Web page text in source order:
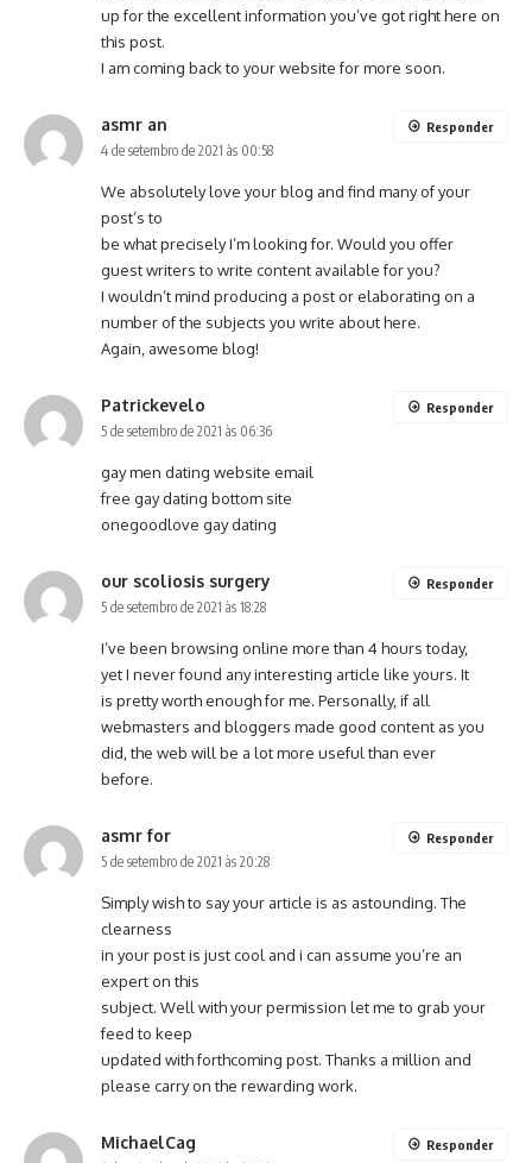
up for the excellent information you’ve got right here on
this post.
I am coming back to your website for more soon.
asmr an
4 de setembro de 2021 às 00:58
We absolutely love your blog and find many of your
post’s to
be what precisely I’m looking for. Would you offer
guest writers to write content available for you?
I wouldn’t mind producing a post or elaborating on a
number of the subjects you write about here.
Again, awesome blog!
Responder
Patrickevelo
5 de setembro de 2021 às 06:36
gay men dating website email
free gay dating bottom site
onegoodlove gay dating
Responder
our scoliosis surgery
5 de setembro de 2021 às 18:28
I’ve been browsing online more than 4 hours today,
yet I never found any interesting article like yours. It
is pretty worth enough for me. Personally, if all
webmasters and bloggers made good content as you
did, the web will be a lot more useful than ever
before.
Responder
asmr for
5 de setembro de 2021 às 20:28
Simply wish to say your article is as astounding. The
clearness
in your post is just cool and i can assume you’re an
expert on this
subject. Well with your permission let me to grab your
feed to keep
updated with forthcoming post. Thanks a million and
please carry on the rewarding work.
Responder
MichaelCag Responder